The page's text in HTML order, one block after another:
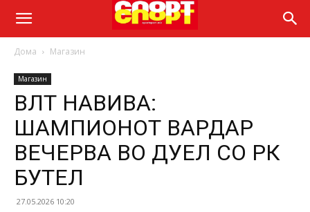
Дома Магазин
Магазин
ВЛТ НАВИВА:
ШАМПИОНОТ ВАРДАР
ВЕЧЕРВА ВО ДУЕЛ СО РК
БУТЕЛ
27.05.2026 10:20